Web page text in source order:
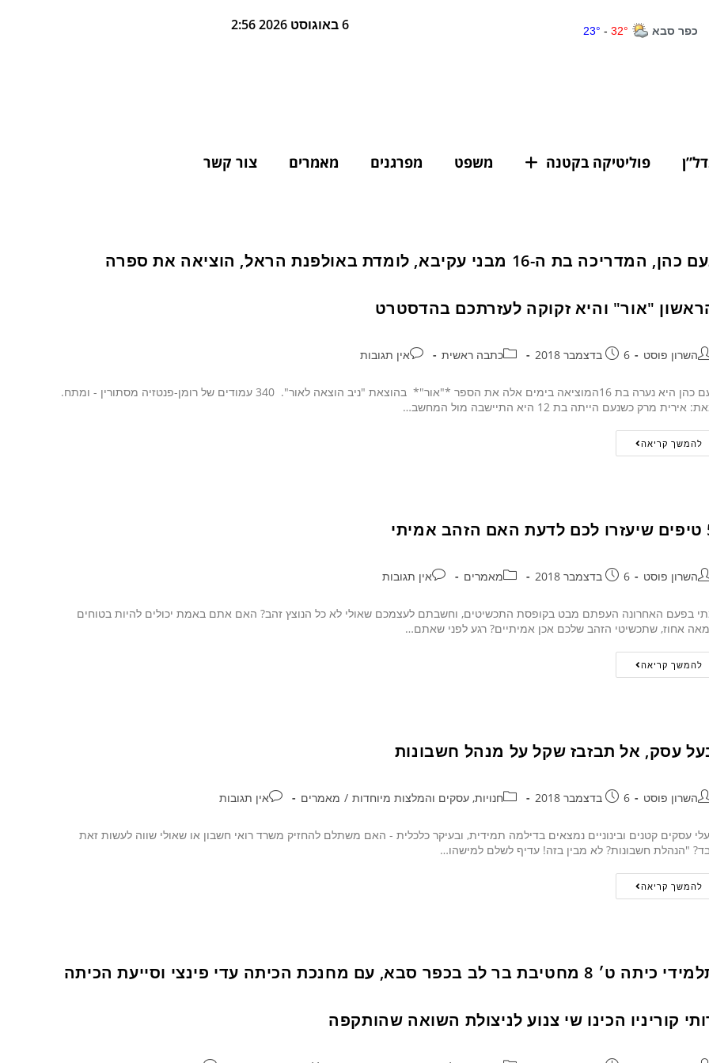
6 באוגוסט 2026 2:56
פוליטיקה בקטנה משפט מפרגנים מאמרים צור קשר
נעם כהן, המדריכה בת ה-16 מבני עקיבא, לומדת באולפנת הראל, הוציאה את ספרה
"אור" והיא זקוקה לעזרתכם בהדסטרט
השרון פוסט 6 בדצמבר 2018 כתבה ראשית אין תגובות
נעם כהן היא נערה בת 16המוציאה בימים אלה את הספר *"אור"* בהוצאת "ניב הוצאה לאור". 340 עמודים של רומן-פנטזיה מסתורין - ומתח.
אירית מרק כשנעם הייתה בת 12 היא התיישבה מול המחשב…
להמשך קריאה
אמיתי
השרון פוסט 6 בדצמבר 2018 מאמרים אין תגובות
בפעם האחרונה העפתם מבט בקופסת התכשיטים, וחשבתם לעצמכם שאולי לא כל הנוצץ זהב? האם אתם באמת יכולים להיות בטוחים
אחוז, שתכשיטי הזהב שלכם אכן אמיתיים? רגע לפני שאתם…
להמשך קריאה
עסק, אל תבזבז שקל על מנהל חשבונות
השרון פוסט 6 בדצמבר 2018 חנויות, עסקים והמלצות מיוחדות / מאמרים אין תגובות
עסקים קטנים ובינוניים נמצאים בדילמה תמידית, ובעיקר כלכלית - האם משתלם להחזיק משרד רואי חשבון או שאולי שווה לעשות זאת
"הנהלת חשבונות? לא מבין בזה! עדיף לשלם למישהו…
להמשך קריאה
תלמידי כיתה ט׳ 8 מחטיבת בר לב בכפר סבא, עם מחנכת הכיתה עדי פינצי וסייעת הכיתה
קוריניו הכינו שי צנוע לניצולת השואה שהותקפה